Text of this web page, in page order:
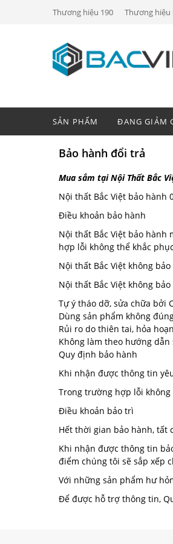
Thương hiệu 190 Thương hiệu
SẢN PHẨM ĐANG GIẢM
Bảo hành đổi trả
Mua sắm tại Nội Thất Bắc
Nội thất Bắc Việt bảo hành
Điều khoản bảo hành
Nội thất Bắc Việt bảo hành
hợp lỗi không thể khắc
Nội thất Bắc Việt không
Nội thất Bắc Việt không
Tự ý tháo dỡ, sửa chữa bởi
Dùng sản phẩm không
Rủi ro do thiên tai, hỏa
Không làm theo hướng
Quy định bảo hành
Khi nhận được thông tin
Trong trường hợp lỗi
Điều khoản bảo trì
Hết thời gian bảo hành, tất
Khi nhận được thông tin
điểm chúng tôi sẽ sắp xếp
Với những sản phẩm hư
Để được hỗ trợ thông tin,